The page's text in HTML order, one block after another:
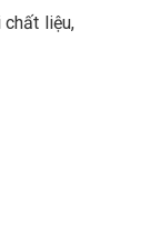
chất liệu,